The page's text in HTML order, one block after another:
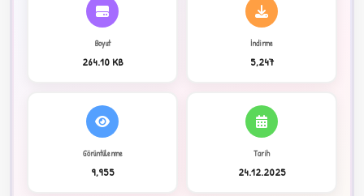
Boyut
264.10 KB
İndirme
5,247
Görüntülenme
9,955
Tarih
24.12.2025